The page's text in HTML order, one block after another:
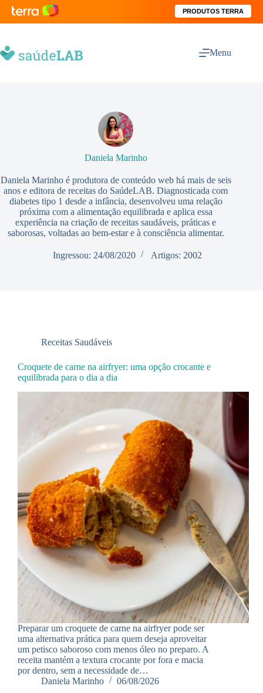
PRODUTOS TERRA
Menu
Daniela Marinho
Daniela Marinho é produtora de conteúdo web há mais de seis
anos e editora de receitas do SaúdeLAB. Diagnosticada com
diabetes tipo 1 desde a infância, desenvolveu uma relação
próxima com a alimentação equilibrada e aplica essa
experiência na criação de receitas saudáveis, práticas e
saborosas, voltadas ao bem-estar e à consciência alimentar.
Ingressou: 24/08/2020 Artigos: 2002
Receitas Saudáveis
Croquete de carne na airfryer: uma opção crocante e
equilibrada para o dia a dia
Preparar um croquete de carne na airfryer pode ser
uma alternativa prática para quem deseja aproveitar
um petisco saboroso com menos óleo no preparo. A
receita mantém a textura crocante por fora e macia
por dentro, sem a necessidade de…
Daniela Marinho
06/08/2026